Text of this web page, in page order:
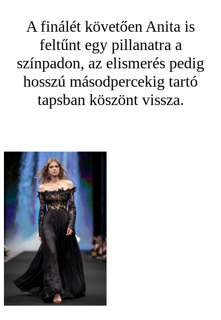
A finálét követően Anita is
feltűnt egy pillanatra a
színpadon, az elismerés pedig
hosszú másodpercekig tartó
tapsban köszönt vissza.